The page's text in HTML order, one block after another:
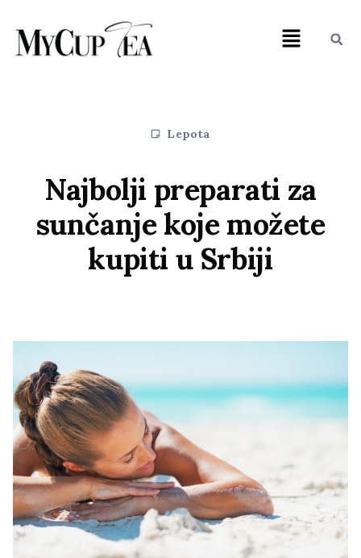
Lepota
Najbolji preparati za
sunčanje koje možete
kupiti u Srbiji